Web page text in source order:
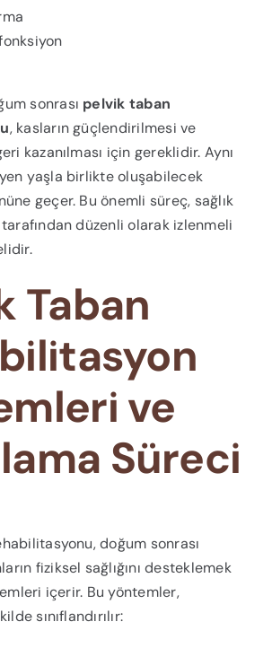
sonrası pelvik taban
, kasların güçlendirilmesi ve
kazanılması için gereklidir. Aynı
yaşla birlikte oluşabilecek
geçer. Bu önemli süreç, sağlık
düzenli olarak izlenmeli
Taban
ve
Süreci
doğum sonrası
fiziksel sağlığını desteklemek
içerir. Bu yöntemler,
sınıflandırılır: